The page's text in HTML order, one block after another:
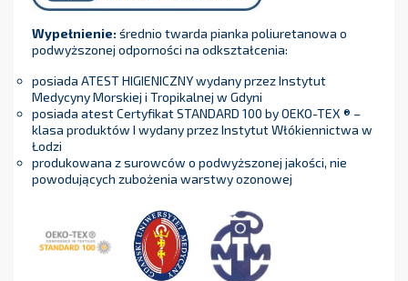
Wypełnienie:średnio twarda pianka poliuretanowa o
podwyższonej odporności na odkształcenia:
posiada ATEST HIGIENICZNY wydany przez Instytut
Medycyny Morskiej i Tropikalnej w Gdyni
posiada atest Certyfikat STANDARD 100 by OEKO-TEX ® –
klasa produktów I wydany przez Instytut Włókiennictwa w
Łodzi
produkowana z surowców o podwyższonej jakości, nie
powodujących zubożenia warstwy ozonowej